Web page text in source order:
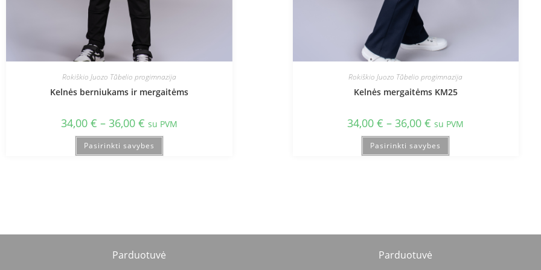
Rokiškio Juozo Tūbelio progimnazija
Kelnės berniukams ir mergaitėms
34,00 € – 36,00 € su PVM
Pasirinkti savybes
Rokiškio Juozo Tūbelio progimnazija
Kelnės mergaitėms KM25
34,00€ – 36,00€ su PVM
Pasirinkti savybes
Parduotuvė Parduotuvė